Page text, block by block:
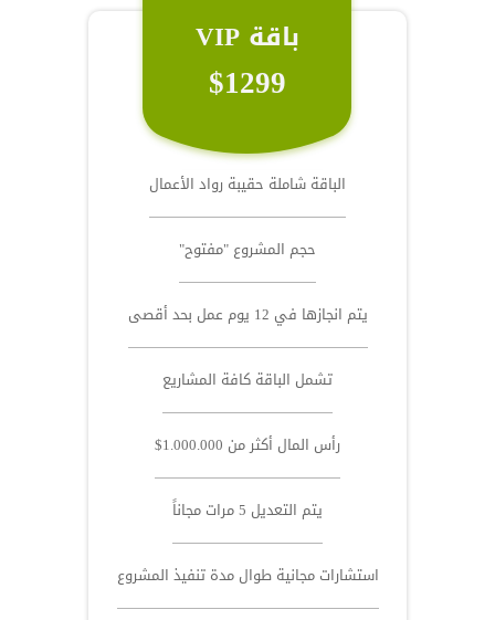
باقة VIP
$1299
الباقة شاملة حقيبة رواد الأعمال
حجم المشروع "مفتوح"
يتم انجازها في 12 يوم عمل بحد أقصى
تشمل الباقة كافة المشاريع
رأس المال أكثر من 1.000.000$
يتم التعديل 5 مرات مجاناً
استشارات مجانية طوال مدة تنفيذ المشروع